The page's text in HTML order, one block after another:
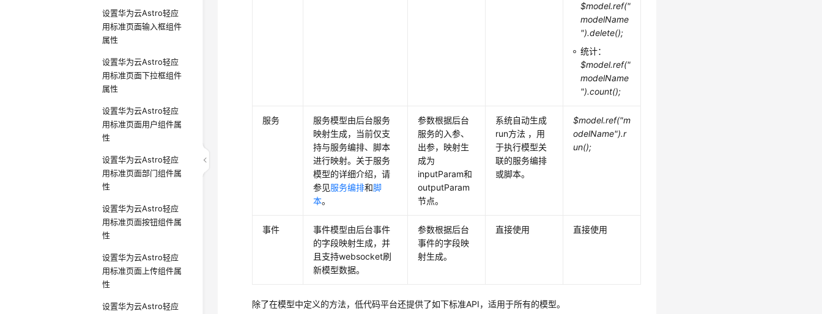
设置华为云Astro轻应
用标准页面输入框组件
属性
设置华为云Astro轻应
用标准页面下拉框组件
属性
设置华为云Astro轻应
用标准页面用户组件属
性
设置华为云Astro轻应
用标准页面部门组件属
性
设置华为云Astro轻应
用标准页面按钮组件属
性
设置华为云Astro轻应
用标准页面上传组件属
性
设置华为云Astro轻应
$model.ref("
modelName
").delete();
统计：
$model.ref("
modelName
").count();
服务
服务模型由后台服务
映射生成，当前仅支
持与服务编排、脚本
进行映射。关于服务
模型的详细介绍，请
参见服务编排和脚
本。
参数根据后台
服务的入参、
出参，映射生
成为
inputParam和
outputParam
节点。
系统自动生成
run方法 ，用
于执行模型关
联的服务编排
或脚本。
$model.ref("m
odelName").r
un();
事件
事件模型由后台事件
的字段映射生成，并
且支持websocket刷
新模型数据。
参数根据后台
事件的字段映
射生成。
直接使用 直接使用
除了在模型中定义的方法，低代码平台还提供了如下标准API，适用于所有的模型。